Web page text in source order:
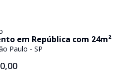
em República com 24m²
Paulo - SP